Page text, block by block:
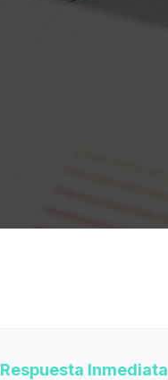
Respuesta Inmediata